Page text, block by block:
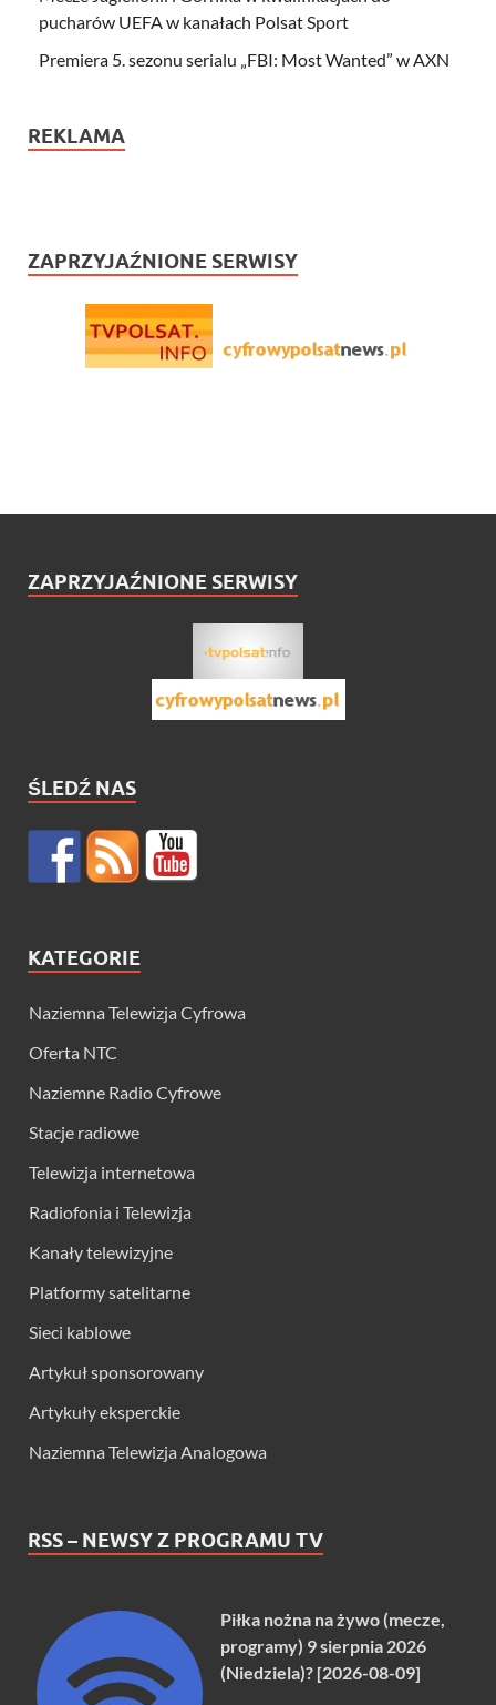
pucharów UEFA w kanałach Polsat Sport
Premiera 5. sezonu serialu „FBI: Most Wanted” w AXN
REKLAMA
ZAPRZYJAŹNIONE SERWISY
ZAPRZYJAŹNIONE SERWISY
ŚLEDŹ NAS
KATEGORIE
Naziemna Telewizja Cyfrowa
Oferta NTC
Naziemne Radio Cyfrowe
Stacje radiowe
Telewizja internetowa
Radiofonia i Telewizja
Kanały telewizyjne
Platformy satelitarne
Sieci kablowe
Artykuł sponsorowany
Artykuły eksperckie
Naziemna Telewizja Analogowa
RSS – NEWSY Z PROGRAMU TV
Piłka nożna na żywo (mecze,
programy) 9 sierpnia 2026
(Niedziela)? [2026-08-09]